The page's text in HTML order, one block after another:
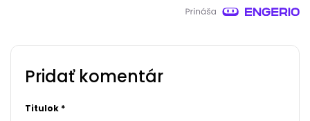
Pridať komentár
Titulok *